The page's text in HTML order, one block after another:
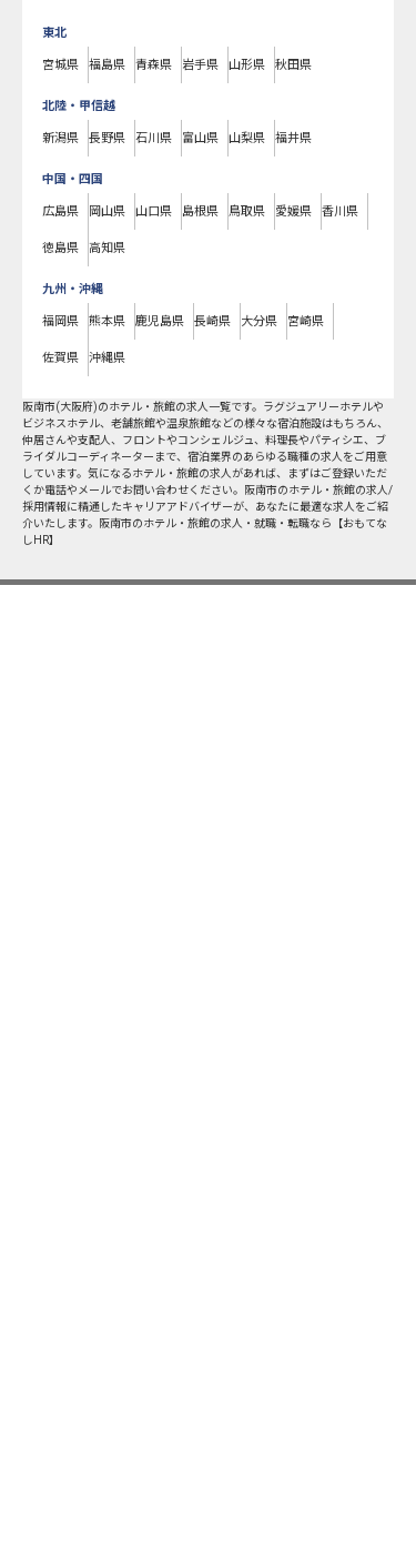
東北
宮城県 福島県 青森県 岩手県 山形県 秋田県
北陸・甲信越
新潟県 長野県 石川県 富山県 山梨県 福井県
中国・四国
広島県 岡山県 山口県 島根県 鳥取県 愛媛県 香川県
徳島県 高知県
九州・沖縄
福岡県 熊本県 鹿児島県 長崎県 大分県 宮崎県
佐賀県 沖縄県
阪南市(大阪府)のホテル・旅館の求人一覧です。ラグジュアリーホテルや
ビジネスホテル、老舗旅館や温泉旅館などの様々な宿泊施設はもちろん、
仲居さんや支配人、フロントやコンシェルジュ、料理長やパティシエ、ブ
ライダルコーディネーターまで、宿泊業界のあらゆる職種の求人をご用意
しています。気になるホテル・旅館の求人があれば、まずはご登録いただ
くか電話やメールでお問い合わせください。阪南市のホテル・旅館の求人/
採用情報に精通したキャリアアドバイザーが、あなたに最適な求人をご紹
介いたします。阪南市のホテル・旅館の求人・就職・転職なら【おもてな
しHR】